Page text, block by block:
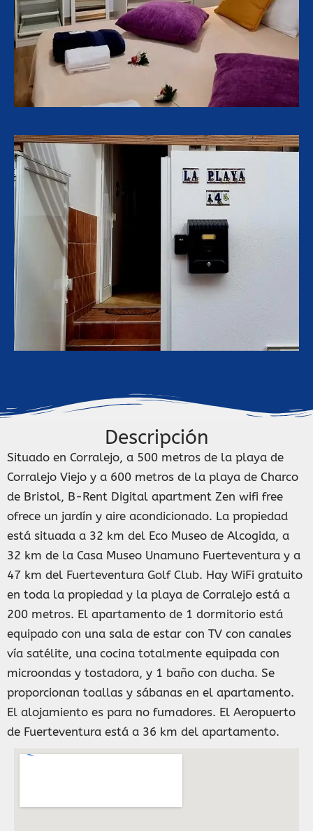
Descripción
Situado en Corralejo, a 500 metros de la playa de
Corralejo Viejo y a 600 metros de la playa de Charco
de Bristol, B-Rent Digital apartment Zen wifi free
ofrece un jardín y aire acondicionado. La propiedad
está situada a 32 km del Eco Museo de Alcogida, a
32 km de la Casa Museo Unamuno Fuerteventura y a
47 km del Fuerteventura Golf Club. Hay WiFi gratuito
en toda la propiedad y la playa de Corralejo está a
200 metros. El apartamento de 1 dormitorio está
equipado con una sala de estar con TV con canales
vía satélite, una cocina totalmente equipada con
microondas y tostadora, y 1 baño con ducha. Se
proporcionan toallas y sábanas en el apartamento.
El alojamiento es para no fumadores. El Aeropuerto
de Fuerteventura está a 36 km del apartamento.